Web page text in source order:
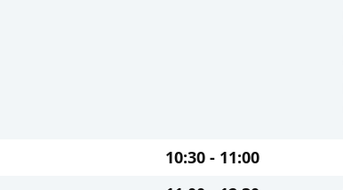
10:30 - 11:00